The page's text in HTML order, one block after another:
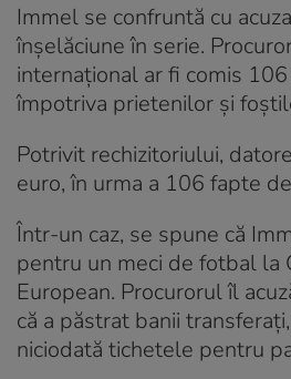
Immel se confruntă cu
înșelăciune în serie.
internațional ar fi comis
împotriva prietenilor și
Potrivit rechizitoriului,
euro, în urma a 106 fapte
Într-un caz, se spune că
pentru un meci de fotbal la
European. Procurorul îl
că a păstrat banii
niciodată tichetele pentru